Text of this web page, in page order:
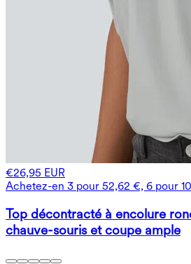
€26,95 EUR
Achetez-en 3 pour 52,62 €, 6 pour
Top décontracté à encolure
chauve-souris et coupe ample